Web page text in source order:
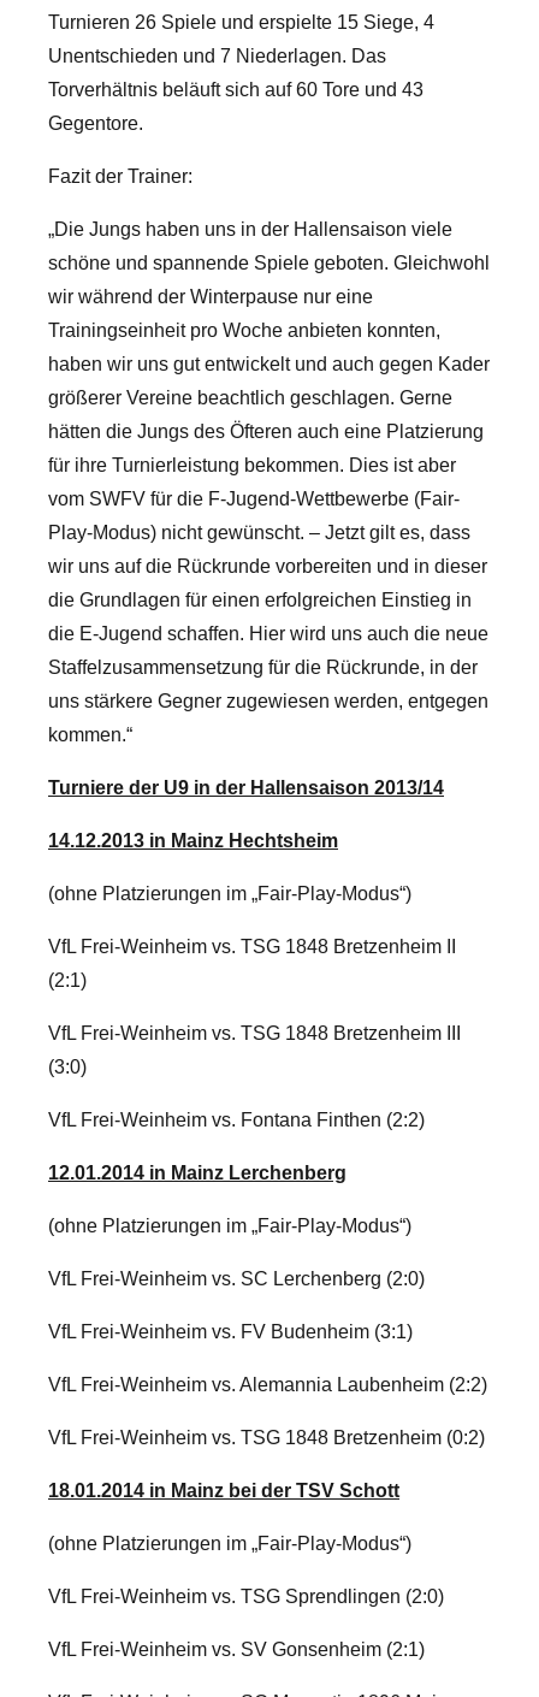
Turnieren 26 Spiele und erspielte 15 Siege, 4
Unentschieden und 7 Niederlagen. Das
Torverhältnis beläuft sich auf 60 Tore und 43
Gegentore.
Fazit der Trainer:
„Die Jungs haben uns in der Hallensaison viele
schöne und spannende Spiele geboten. Gleichwohl
wir während der Winterpause nur eine
Trainingseinheit pro Woche anbieten konnten,
haben wir uns gut entwickelt und auch gegen Kader
größerer Vereine beachtlich geschlagen. Gerne
hätten die Jungs des Öfteren auch eine Platzierung
für ihre Turnierleistung bekommen. Dies ist aber
vom SWFV für die F-Jugend-Wettbewerbe (Fair-
Play-Modus) nicht gewünscht. – Jetzt gilt es, dass
wir uns auf die Rückrunde vorbereiten und in dieser
die Grundlagen für einen erfolgreichen Einstieg in
die E-Jugend schaffen. Hier wird uns auch die neue
Staffelzusammensetzung für die Rückrunde, in der
uns stärkere Gegner zugewiesen werden, entgegen
kommen.“
Turniere der U9 in der Hallensaison 2013/14
14.12.2013 in Mainz Hechtsheim
(ohne Platzierungen im „Fair-Play-Modus“)
VfL Frei-Weinheim vs. TSG 1848 Bretzenheim II
(2:1)
VfL Frei-Weinheim vs. TSG 1848 Bretzenheim III
(3:0)
VfL Frei-Weinheim vs. Fontana Finthen (2:2)
12.01.2014 in Mainz Lerchenberg
(ohne Platzierungen im „Fair-Play-Modus“)
VfL Frei-Weinheim vs. SC Lerchenberg (2:0)
VfL Frei-Weinheim vs. FV Budenheim (3:1)
VfL Frei-Weinheim vs. Alemannia Laubenheim (2:2)
VfL Frei-Weinheim vs. TSG 1848 Bretzenheim (0:2)
18.01.2014 in Mainz bei der TSV Schott
(ohne Platzierungen im „Fair-Play-Modus“)
VfL Frei-Weinheim vs. TSG Sprendlingen (2:0)
VfL Frei-Weinheim vs. SV Gonsenheim (2:1)